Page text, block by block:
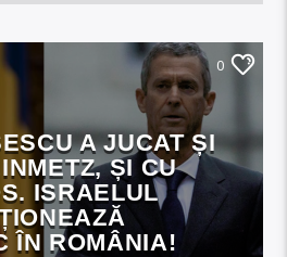
0
A JUCAT ȘI
ȘI CU
ISRAELUL
ÎN ROMÂNIA!